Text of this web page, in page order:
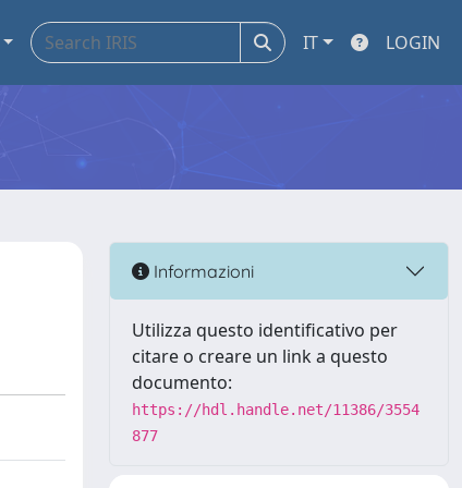
IT LOGIN
Informazioni
Utilizza questo identificativo per
citare o creare un link a questo
documento:
https://hdl.handle.net/11386/3554
877